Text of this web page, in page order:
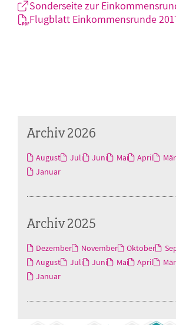
Sonderseite zur
Flugblatt Einkommensrunde
Archiv 2026
August Juli Juni Mai April
Januar
Archiv 2025
Dezember November Oktober
August
Juli Juni Mai April
Januar